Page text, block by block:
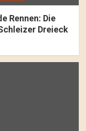
Rennen: Die
Dreieck